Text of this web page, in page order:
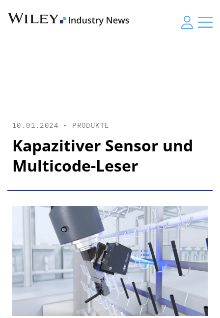
10.01.2024 • PRODUKTE
Kapazitiver Sensor und
Multicode-Leser